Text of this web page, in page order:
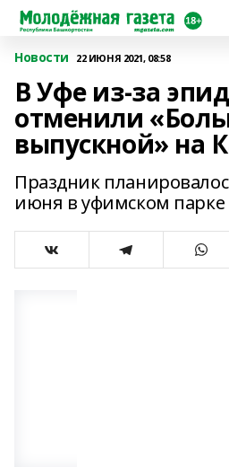
Новости 22 ИЮНЯ 2021, 08:58
В Уфе из-за
отменили
выпускной» на
Праздник
июня в уфимском парке